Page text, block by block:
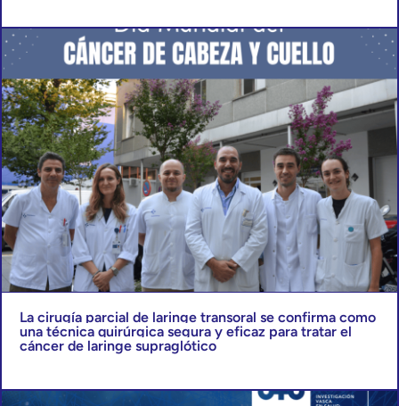
La cirugía parcial de laringe transoral se confirma como
una técnica quirúrgica segura y eficaz para tratar el
cáncer de laringe supraglótico